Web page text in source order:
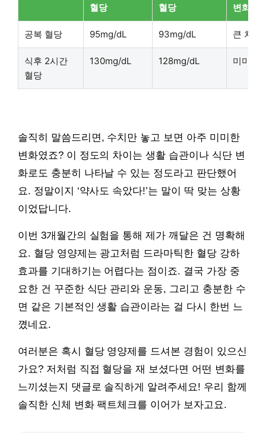
혈당
혈당
변화
공복 혈당 95mg/dL 93mg/dL 큰 차이
식후 2시간
혈당
130mg/dL 128mg/dL 미미한
솔직히 말씀드리면, 수치만 놓고 보면 아주 미미한
변화였죠? 이 정도의 차이는 생활 습관이나 식단 변
화로도 충분히 나타날 수 있는 정도라고 판단했어
요. 정말이지 ‘약사도 속았다!’는 말이 딱 맞는 상황
이었답니다.
이번 3개월간의 실험을 통해 제가 깨달은 건 명확해
요. 혈당 영양제는 광고처럼 드라마틱한 혈당 강하
효과를 기대하기는 어렵다는 점이죠. 결국 가장 중
요한 건 꾸준한 식단 관리와 운동, 그리고 충분한 수
면 같은 기본적인 생활 습관이라는 걸 다시 한번 느
꼈네요.
여러분은 혹시 혈당 영양제를 드셔본 경험이 있으신
가요? 저처럼 직접 혈당을 재 보셨다면 어떤 변화를
느끼셨는지 댓글로 솔직하게 알려주세요! 우리 함께
솔직한 신체 변화 팩트체크를 이어가 보자고요.